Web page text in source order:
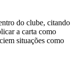
do clube, citando
a carta como
situações como